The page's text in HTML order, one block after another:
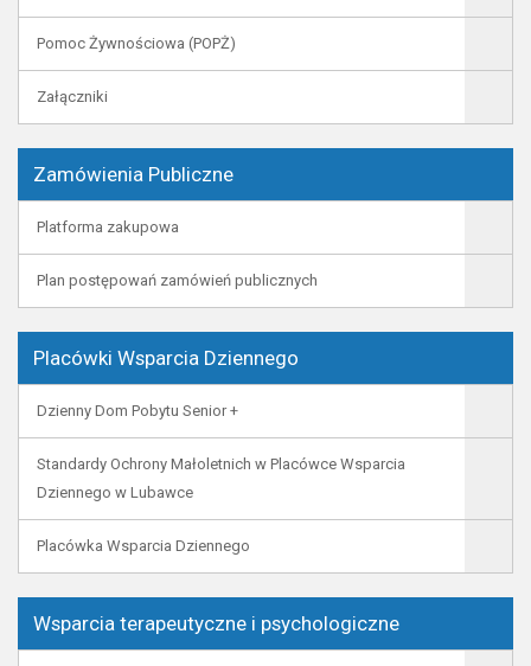
Pomoc Żywnościowa (POPŻ)
Załączniki
Zamówienia Publiczne
Platforma zakupowa
Plan postępowań zamówień publicznych
Placówki Wsparcia Dziennego
Dzienny Dom Pobytu Senior +
Standardy Ochrony Małoletnich w Placówce Wsparcia
Dziennego w Lubawce
Placówka Wsparcia Dziennego
Wsparcia terapeutyczne i psychologiczne